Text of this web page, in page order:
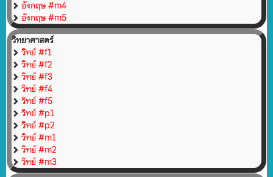
อังกฤษ #m4
อังกฤษ #m5
วิทยาศาสตร์
วิทย์ #f1
วิทย์ #f2
วิทย์ #f3
วิทย์ #f4
วิทย์ #f5
วิทย์ #p1
วิทย์ #p2
วิทย์ #m1
วิทย์ #m2
วิทย์ #m3